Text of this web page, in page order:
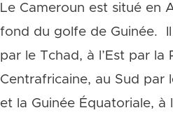
Le Cameroun est situé en
fond du golfe de Guinée.
par le Tchad, à l’Est par la
Centrafricaine, au Sud par
et la Guinée Équatoriale, à